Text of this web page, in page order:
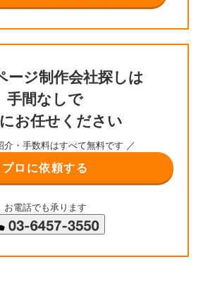
ージ制作会社探しは
手間なしで
お任せください
介・手数料はすべて無料です ／
プロに依頼する
お電話でも承ります